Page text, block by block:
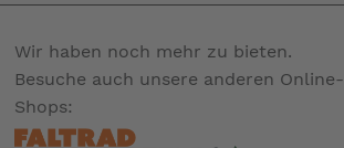
Wir haben noch mehr zu bieten.
Besuche auch unsere anderen Online-
Shops: